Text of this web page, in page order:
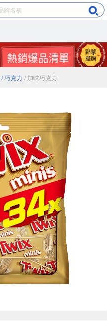
/ 巧克力 / 加味巧克力